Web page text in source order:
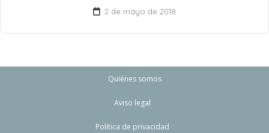
2 de mayo de 2018
Quiénes somos
Aviso legal
Política de privacidad